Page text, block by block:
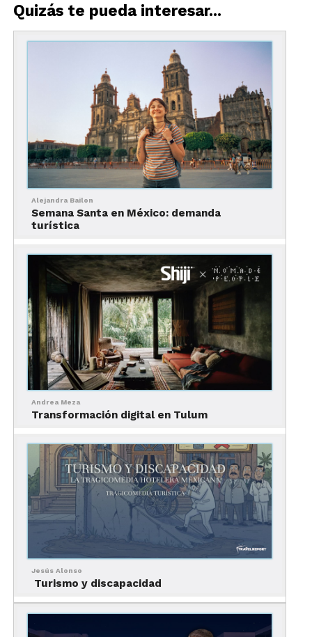
fenómeno global.
Descarga nuestra infografía
Para los viajeros jóvenes —y cada vez más para los
adultos— la elección del alojamiento se basa en
un criterio simple:¿es aesthetic? ¿es viral? ¿se ve
increíble en cámara?
Quizás te pueda interesar...
Alejandra Bailon
Semana Santa en México: demanda
turística
Andrea Meza
Transformación digital en Tulum
Jesús Alonso
Turismo y discapacidad